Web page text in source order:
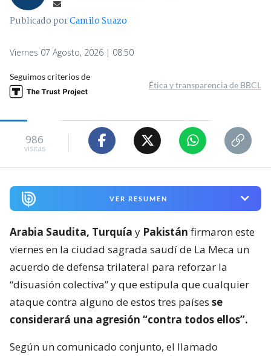
Publicado porCamilo Suazo
Viernes 07 Agosto, 2026 | 08:50
Seguimos criterios de
Ética y transparencia de BBCL
986
visitas
VER RESUMEN
Arabia Saudita, Turquía y Pakistán firmaron este
viernes en la ciudad sagrada saudí de La Meca un
acuerdo de defensa trilateral para reforzar la
“disuasión colectiva” y que estipula que cualquier
ataque contra alguno de estos tres países se
considerará una agresión “contra todos ellos”.
Según un comunicado conjunto, el llamado